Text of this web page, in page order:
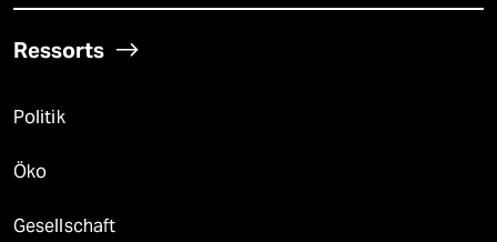
Ressorts
Politik
Öko
Gesellschaft